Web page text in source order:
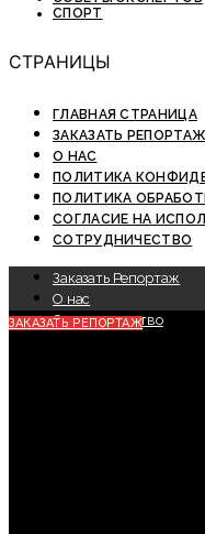
СПОРТ
СТРАНИЦЫ
ГЛАВНАЯ СТРАНИЦА
ЗАКАЗАТЬ РЕПОРТАЖ
О НАС
ПОЛИТИКА
ПОЛИТИКА
СОГЛАСИЕ НА
СОТРУДНИЧЕСТВО
Заказать Репортаж
О нас
Сотрудничество
ЗАКАЗАТЬ РЕПОРТАЖ